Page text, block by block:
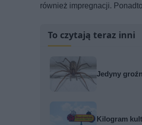
również impregnacji.
To czytają teraz inni
Jedyny
Kilogram